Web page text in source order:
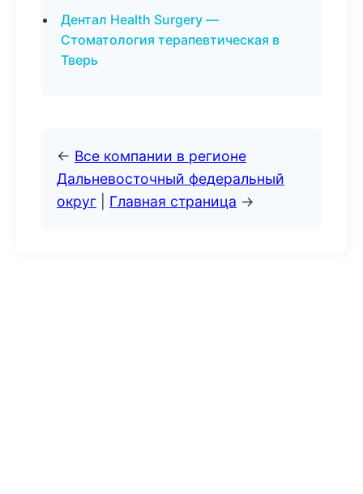
Дентал Health Surgery —
Стоматология терапевтическая в
Тверь
← Все компании в регионе
Дальневосточный федеральный
округ
Главная страница →